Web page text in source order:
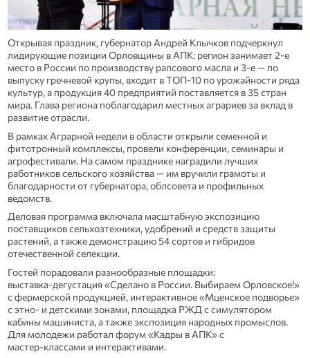
Открывая праздник, губернатор Андрей Клычков подчеркнул
лидирующие позиции Орловщины в АПК: регион занимает 2‑е
место в России по производству рапсового масла и 3‑е — по
выпуску гречневой крупы, входит в ТОП‑10 по урожайности ряда
культур, а продукция 40 предприятий поставляется в 35 стран
мира. Глава региона поблагодарил местных аграриев за вклад в
развитие отрасли.
В рамках Аграрной недели в области открыли семенной и
фитотронный комплексы, провели конференции, семинары и
агрофестивали. На самом празднике наградили лучших
работников сельского хозяйства — им вручили грамоты и
благодарности от губернатора, облсовета и профильных
ведомств.
Деловая программа включала масштабную экспозицию
поставщиков сельхозтехники, удобрений и средств защиты
растений, а также демонстрацию 54 сортов и гибридов
отечественной селекции.
Гостей порадовали разнообразные площадки:
выставка‑дегустация «Сделано в России. Выбираем Орловское!»
с фермерской продукцией, интерактивное «Мценское подворье»
с этно‑ и детскими зонами, площадка РЖД с симулятором
кабины машиниста, а также экспозиция народных промыслов.
Для молодежи работал форум «Кадры в АПК» с
мастер‑классами и интерактивами.